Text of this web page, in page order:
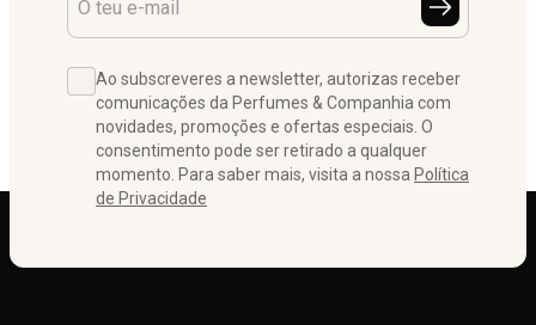
Ao subscreveres a newsletter, autorizas receber
comunicações da Perfumes & Companhia com
novidades, promoções e ofertas especiais. O
consentimento pode ser retirado a qualquer
momento. Para saber mais, visita a nossa Política
de Privacidade